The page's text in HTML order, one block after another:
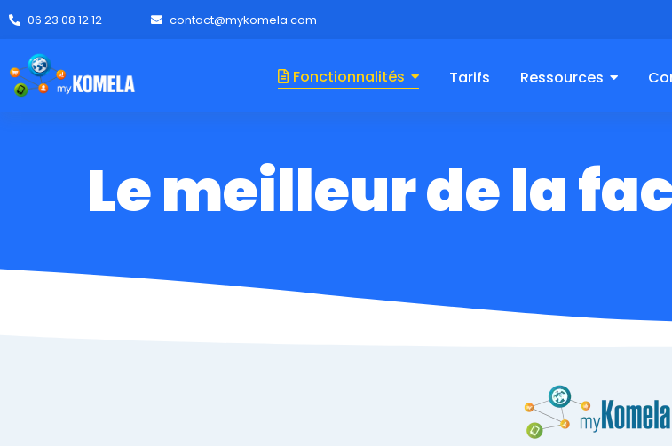
06 23 08 12 12 contact@mykomela.com
Fonctionnalités Tarifs Ressources
Le meilleur de la